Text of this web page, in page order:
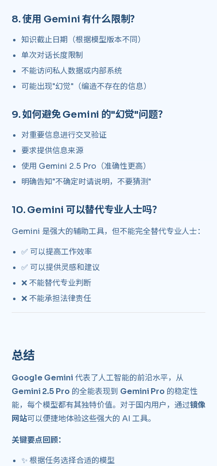
8.使用 Gemini 有什么限制？
知识截止日期（根据模型版本不同）
单次对话长度限制
不能访问私人数据或内部系统
可能出现"幻觉"（编造不存在的信息）
9.如何避免 Gemini 的"幻觉"问题？
对重要信息进行交叉验证
要求提供信息来源
使用 Gemini 2.5 Pro（准确性更高）
明确告知"不确定时请说明，不要猜测"
10. Gemini 可以替代专业人士吗？
Gemini 是强大的辅助工具，但不能完全替代专业人士：
✅ 可以提高工作效率
✅ 可以提供灵感和建议
❌ 不能替代专业判断
❌ 不能承担法律责任
总结 ​
Google Gemini 代表了人工智能的前沿水平，从
Gemini 2.5 Pro 的全能表现到 Gemini Pro 的稳定性
能，每个模型都有其独特价值。对于国内用户，通过镜像
网站可以便捷地体验这些强大的 AI 工具。
关键要点回顾：
✨ 根据任务选择合适的模型